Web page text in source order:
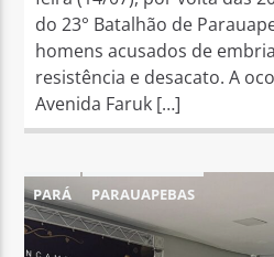
do 23° Batalhão de
homens acusados de
resistência e desacato. A
Avenida Faruk […]
PARÁ PARAUAPEBAS